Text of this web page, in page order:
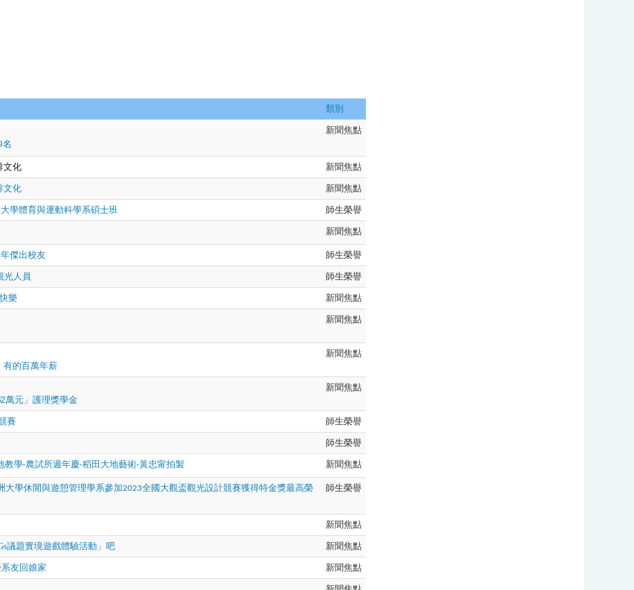
類別
新聞焦點
文化 新聞焦點
文化 新聞焦點
學體育與運動科學系碩士班 師生榮譽
新聞焦點
傑出校友 師生榮譽
光人員 師生榮譽
樂 新聞焦點
新聞焦點
有的百萬年薪
新聞焦點
萬元」護理獎學金
新聞焦點
賽 師生榮譽
師生榮譽
教學-農試所週年慶-稻田大地藝術-黃忠甯拍製 新聞焦點
大學休閒與遊憩管理學系參加2023全國大觀盃觀光設計競賽獲得特金獎最高榮
師生榮譽
新聞焦點
議題實境遊戲體驗活動」吧 新聞焦點
友回娘家 新聞焦點